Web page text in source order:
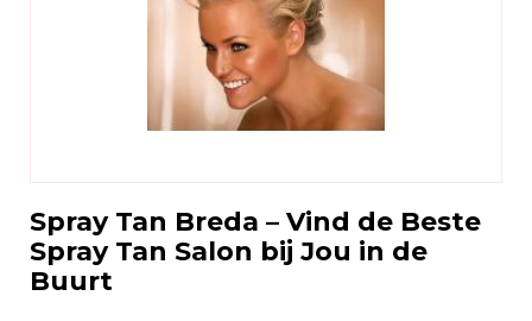
Spray Tan Breda – Vind de Beste
Spray Tan Salon bij Jou in de
Buurt